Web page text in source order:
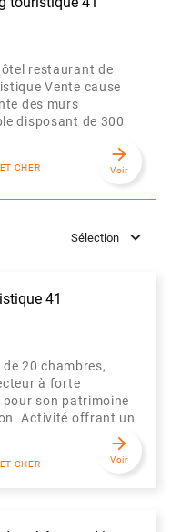
restaurant de
Vente cause
des murs
disposant de 300
CHER
arrow_forward
Voir
Sélection
41
de 20 chambres,
à forte
son patrimoine
Activité offrant un
CHER
arrow_forward
Voir